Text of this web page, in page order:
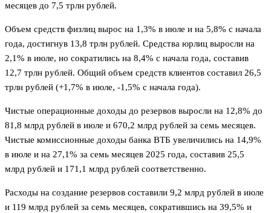
месяцев до 7,5 трлн рублей.
Объем средств физлиц вырос на 1,3% в июле и на 5,8% с начала
года, достигнув 13,8 трлн рублей. Средства юрлиц выросли на
2,1% в июле, но сократились на 8,4% с начала года, составив
12,7 трлн рублей. Общий объем средств клиентов составил 26,5
трлн рублей (+1,7% в июле, -1,5% с начала года).
Чистые операционные доходы до резервов выросли на 12,8% до
81,8 млрд рублей в июле и 670,2 млрд рублей за семь месяцев.
Чистые комиссионные доходы банка ВТБ увеличились на 14,9%
в июле и на 27,1% за семь месяцев 2025 года, составив 25,5
млрд рублей и 171,1 млрд рублей соответственно.
Расходы на создание резервов составили 9,2 млрд рублей в июле
и 119 млрд рублей за семь месяцев, сократившись на 39,5% и